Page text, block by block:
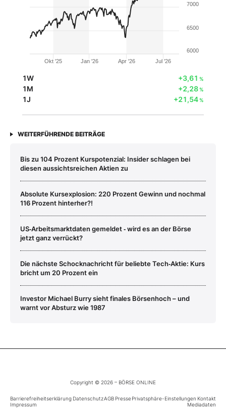
Okt '25 Jan '26 Apr '26 Jul '26
6000
6500
7000
1W +3,61 %
1M +2,28%
1J +21,54%
WEITERFÜHRENDE BEITRÄGE
Bis zu 104 Prozent Kurspotenzial: Insider schlagen bei
diesen aussichtsreichen Aktien zu
Absolute Kursexplosion: 220 Prozent Gewinn und nochmal
116 Prozent hinterher?!
US‑Arbeitsmarktdaten gemeldet ‑ wird es an der Börse
jetzt ganz verrückt?
Die nächste Schocknachricht für beliebte Tech‑Aktie: Kurs
bricht um 20 Prozent ein
Investor Michael Burry sieht finales Börsenhoch – und
warnt vor Absturz wie 1987
Copyright © 2026 – BÖRSE ONLINE
Barrierefreiheitserklärung DatenschutzAGB PressePrivatsphäre-Einstellungen Kontakt
Impressum
Mediadaten